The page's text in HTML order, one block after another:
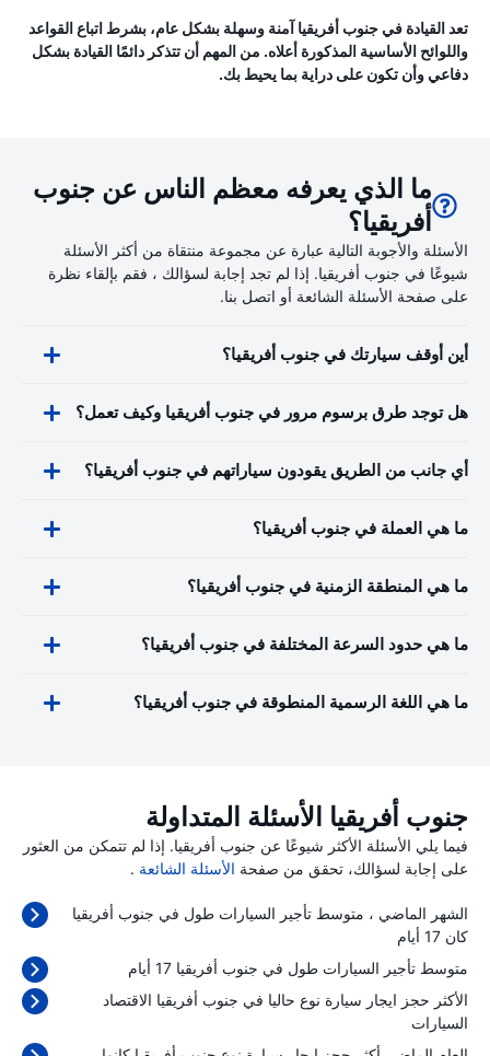
تعد القيادة في جنوب أفريقيا آمنة وسهلة بشكل عام، بشرط اتباع القواعد
واللوائح الأساسية المذكورة أعلاه. من المهم أن تتذكر دائمًا القيادة بشكل
دفاعي وأن تكون على دراية بما يحيط بك.
ما الذي يعرفه معظم الناس عن جنوب
أفريقيا؟
الأسئلة والأجوبة التالية عبارة عن مجموعة منتقاة من أكثر الأسئلة
شيوعًا في جنوب أفريقيا. إذا لم تجد إجابة لسؤالك ، فقم بإلقاء نظرة
على صفحة الأسئلة الشائعة أو اتصل بنا.
أين أوقف سيارتك في جنوب أفريقيا؟
هل توجد طرق برسوم مرور في جنوب أفريقيا وكيف تعمل؟
أي جانب من الطريق يقودون سياراتهم في جنوب أفريقيا؟
ما هي العملة في جنوب أفريقيا؟
ما هي المنطقة الزمنية في جنوب أفريقيا؟
ما هي حدود السرعة المختلفة في جنوب أفريقيا؟
ما هي اللغة الرسمية المنطوقة في جنوب أفريقيا؟
جنوب أفريقيا الأسئلة المتداولة
فيما يلي الأسئلة الأكثر شيوعًا عن جنوب أفريقيا. إذا لم تتمكن من العثور
على إجابة لسؤالك، تحقق من صفحة الأسئلة الشائعة .
الشهر الماضي ، متوسط تأجير السيارات طول في جنوب أفريقيا
كان 17 أيام
متوسط تأجير السيارات طول في جنوب أفريقيا 17 أيام
الأكثر حجز ايجار سيارة نوع حاليا في جنوب أفريقيا الاقتصاد
السيارات